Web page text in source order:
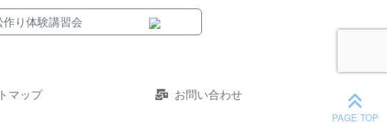
り体験講習会
マップ お問い合わせ